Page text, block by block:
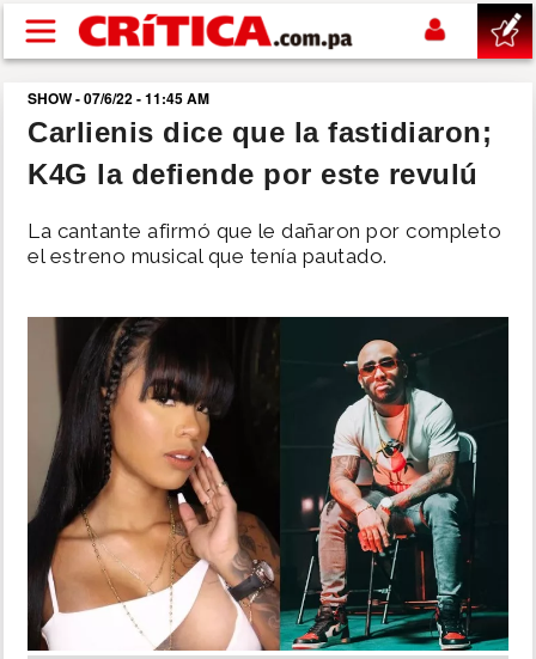
Pasar al contenido principal
buscar
SUCESOS
NACIONAL
DEPORTES
MUNDO
INSÓLITAS
MULTIMEDIA
SHOW - 07/6/22 - 11:45 AM
Carlienis dice que la fastidiaron;
K4G la defiende por este revulú
La cantante afirmó que le dañaron por completo
el estreno musical que tenía pautado.